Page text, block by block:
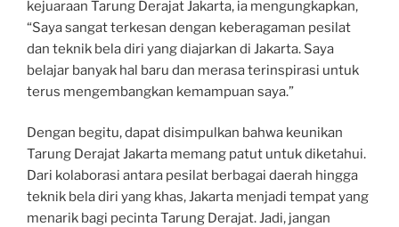
kejuaraan Tarung Derajat Jakarta, ia mengungkapkan,
“Saya sangat terkesan dengan keberagaman pesilat
dan teknik bela diri yang diajarkan di Jakarta. Saya
belajar banyak hal baru dan merasa terinspirasi untuk
terus mengembangkan kemampuan saya.”
Dengan begitu, dapat disimpulkan bahwa keunikan
Tarung Derajat Jakarta memang patut untuk diketahui.
Dari kolaborasi antara pesilat berbagai daerah hingga
teknik bela diri yang khas, Jakarta menjadi tempat yang
menarik bagi pecinta Tarung Derajat. Jadi, jangan